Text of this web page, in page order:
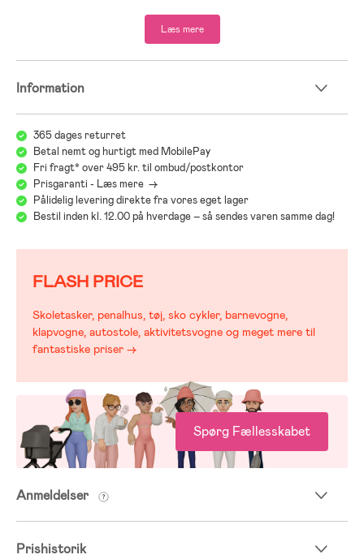
;
Læs mere
Information
365 dages returret
Betal nemt og hurtigt med MobilePay
Fri fragt* over 495 kr. til ombud/postkontor
Prisgaranti - Læs mere ->
Pålidelig levering direkte fra vores eget lager
Bestil inden kl. 12.00 på hverdage – så sendes varen samme dag!
FLASH PRICE
Skoletasker, penalhus, tøj, sko cykler, barnevogne,
klapvogne, autostole, aktivitetsvogne og meget mere til
fantastiske priser →
Spørg Fællesskabet
Anmeldelser
Prishistorik